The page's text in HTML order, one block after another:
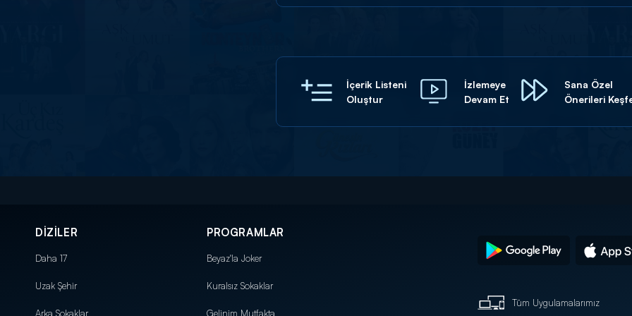
İçerik Listeni
Oluştur
İzlemeye
Devam Et
Sana Özel
Önerileri
DİZİLER
Daha 17
Uzak Şehir
Arka Sokaklar
PROGRAMLAR
Beyaz'la Joker
Kuralsız Sokaklar
Gelinim Mutfakta
Tüm Uygulamalarımız